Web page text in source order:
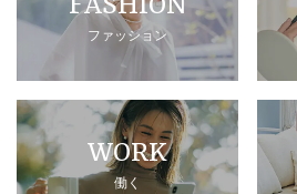
ファッション
WORK
働く